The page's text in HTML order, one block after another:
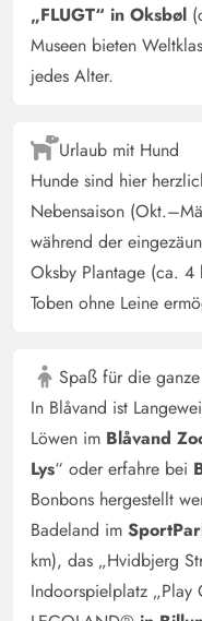
Auf zwei Terassen
etwas Glück kann
beobachten. Den
Gast
Deutschland
Schönes hyggeliges
Schlafzimmern
Badezimmer verfügt
Nutzung steht eine
Küche ist offen zum
einen Herd mit
Kaffeefiltermaschine
Kühlschrank hat ein
Frostartikel auch für
Im Außenbereich
einem Standwasser-
„FLUGT“ in Oksbøl
Museen bieten
jedes Alter.
Urlaub mit Hund
Hunde sind hier
Nebensaison
während der
Oksby Plantage (ca. 4
Toben ohne Leine
Spaß für die
In Blåvand ist
Löwen im Blåvand
Lys“ oder erfahre bei
Bonbons hergestellt
Badeland im
km), das „Hvidbjerg
Indoorspielplatz „Play